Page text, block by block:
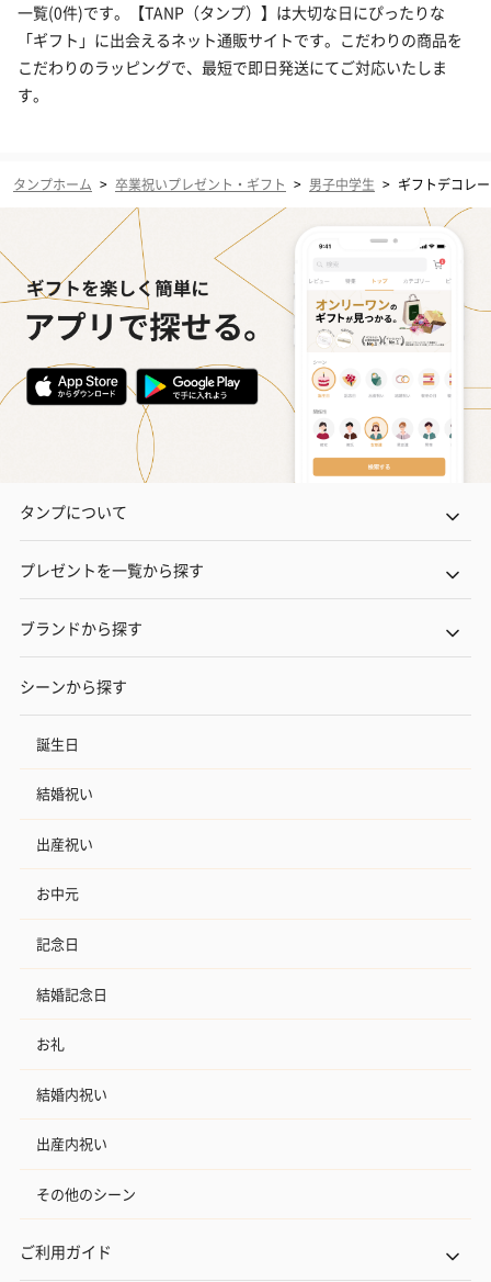
一覧(0件)です。【TANP（タンプ）】は大切な日にぴったりな
「ギフト」に出会えるネット通販サイトです。こだわりの商品を
こだわりのラッピングで、最短で即日発送にてご対応いたしま
す。
タンプホーム > 卒業祝いプレゼント・ギフト > 男子中学生 > ギフトデコレ
タンプについて
プレゼントを一覧から探す
ブランドから探す
シーンから探す
誕生日
結婚祝い
出産祝い
お中元
記念日
結婚記念日
お礼
結婚内祝い
出産内祝い
その他のシーン
ご利用ガイド